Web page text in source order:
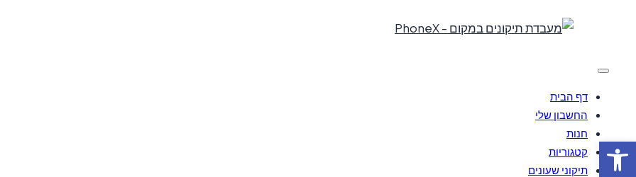
content
דף הבית
החשבון שלי
חנות
קטגוריות
תיקוני שעונים
פתח סרגל נגישות